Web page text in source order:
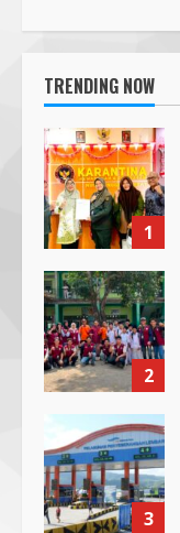
TRENDING NOW
1
2
3